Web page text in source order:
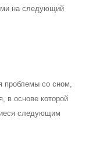
на следующий
проблемы со сном,
в основе которой
следующим